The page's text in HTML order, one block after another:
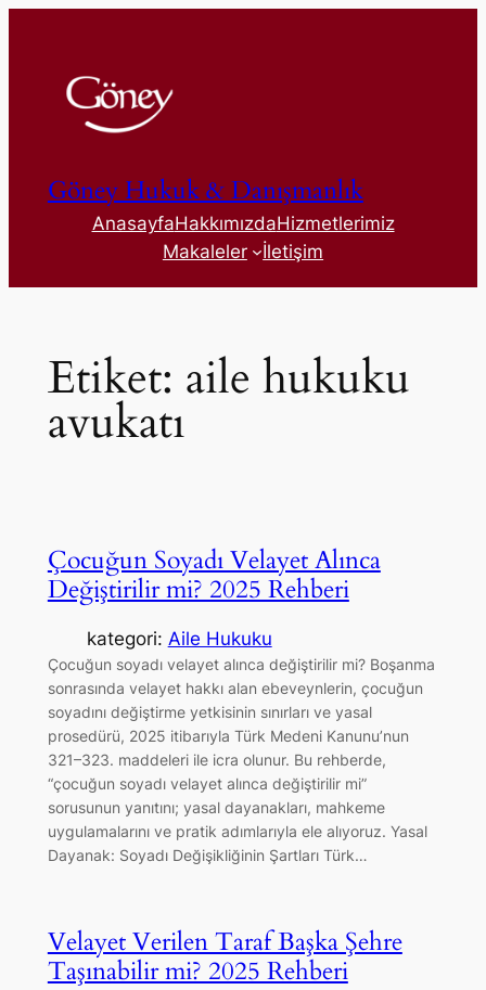
Göney Hukuk & Danışmanlık
AnasayfaHakkımızdaHizmetlerimiz
Makaleler
İletişim
Etiket: aile hukuku
avukatı
Çocuğun Soyadı Velayet Alınca
Değiştirilir mi? 2025 Rehberi
kategori: Aile Hukuku
Çocuğun soyadı velayet alınca değiştirilir mi? Boşanma
sonrasında velayet hakkı alan ebeveynlerin, çocuğun
soyadını değiştirme yetkisinin sınırları ve yasal
prosedürü, 2025 itibarıyla Türk Medeni Kanunu’nun
321–323. maddeleri ile icra olunur. Bu rehberde,
“çocuğun soyadı velayet alınca değiştirilir mi”
sorusunun yanıtını; yasal dayanakları, mahkeme
uygulamalarını ve pratik adımlarıyla ele alıyoruz. Yasal
Dayanak: Soyadı Değişikliğinin Şartları Türk…
Velayet Verilen Taraf Başka Şehre
Taşınabilir mi? 2025 Rehberi